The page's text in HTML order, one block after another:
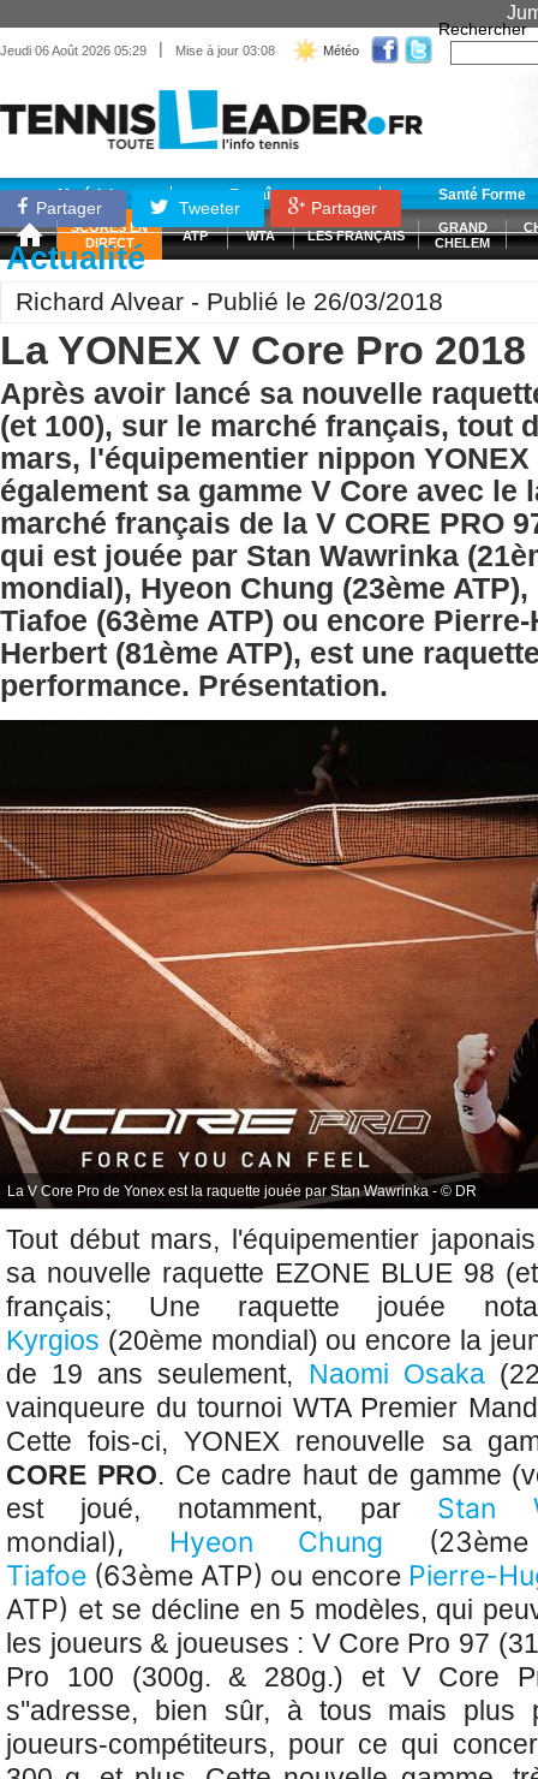
Jeudi 06 Août 2026 05:29 | Mise à jour 03:08 Météo
Rechercher
Matériel Entraînement Santé Forme
SCORES EN
DIRECT
ATP WTA LES FRANÇAIS
GRAND
CHELEM
Partager Tweeter Partager
Actualité
Richard Alvear - Publié le 26/03/2018
La YONEX V Core Pro 2018
Après avoir lancé sa nouvelle
(et 100), sur le marché français, tout
mars, l'équipementier nippon
également sa gamme V Core avec le
marché français de la V CORE PRO
qui est jouée par Stan Wawrinka
mondial), Hyeon Chung (23ème
Tiafoe (63ème ATP) ou encore Pierre-
Herbert (81ème ATP), est une
performance. Présentation.
La V Core Pro de Yonex est la raquette jouée par Stan Wawrinka - © DR
Tout début mars, l'équipementier
sa nouvelle raquette EZONE BLUE 98
français; Une raquette jouée
Kyrgios (20ème mondial) ou encore la
de 19 ans seulement, Naomi Osaka
vainqueure du tournoi WTA Premier
Cette fois-ci, YONEX renouvelle sa
CORE PRO. Ce cadre haut de gamme
est joué, notamment, par Stan
mondial), Hyeon Chung
Tiafoe (63ème ATP) ou encore Pierre-
ATP) etse décline en 5 modèles, qui
les joueurs & joueuses : V Core Pro 97
Pro 100 (300g. & 280g.) et V Core
s''adresse, bien sûr, à tous mais plus
joueurs-compétiteurs, pour ce qui